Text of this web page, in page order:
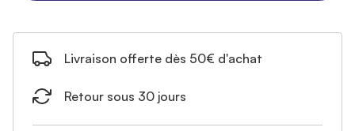
Livraison offerte dès 50€ d'achat
Retour sous 30 jours